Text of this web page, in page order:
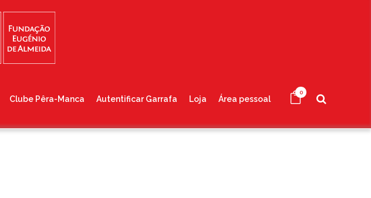
Clube Pêra-Manca Autentificar Garrafa Loja Área pessoal
0